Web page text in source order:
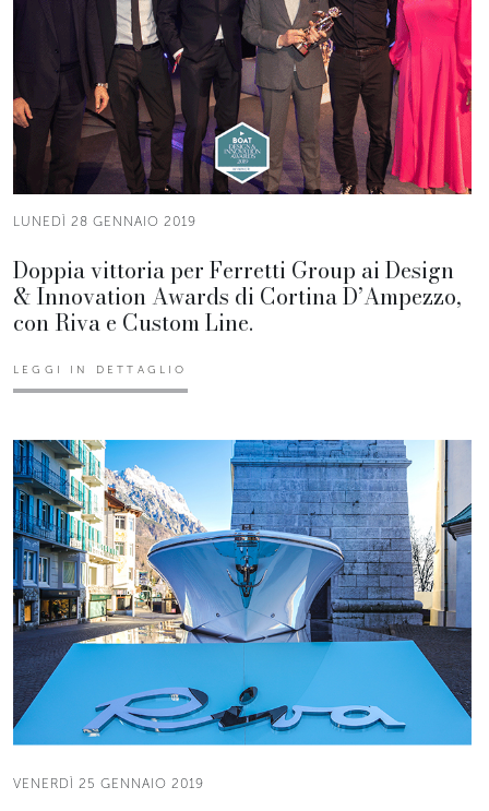
LUNEDÌ 28 GENNAIO 2019
Doppia vittoria per Ferretti Group ai Design
& Innovation Awards di Cortina D’Ampezzo,
con Riva e Custom Line.
LEGGI IN DETTAGLIO
VENERDÌ 25 GENNAIO 2019